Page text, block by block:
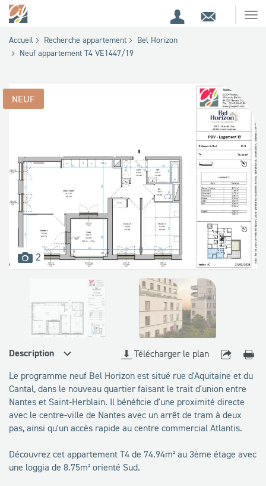
Espace
EspaceContact
Accueil Recherche appartement
Bel Horizon
Neuf appartement T4 VE1447/19
NEUF
2 images
disponibles
Télécharger le plan
Description
Le programme neuf Bel Horizon est situé rue d'Aquitaine et du
Cantal, dans le nouveau quartier faisant le trait d'union entre
Nantes et Saint-Herblain. Il bénéficie d'une proximité directe
avec le centre-ville de Nantes avec un arrêt de tram à deux
pas, ainsi qu'un accès rapide au centre commercial Atlantis.
Découvrez cet appartement T4 de 74.94m² au 3ème étage avec
une loggia de 8.75m² orienté Sud.